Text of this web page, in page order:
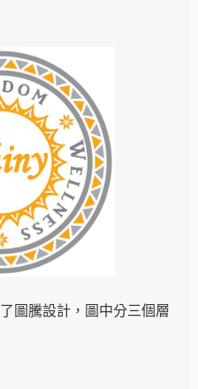
圖騰設計，圖中分三個層